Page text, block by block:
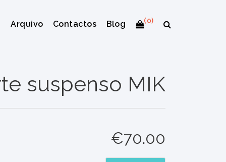
Arquivo Contactos Blog (0)
suspenso MIK
€70.00